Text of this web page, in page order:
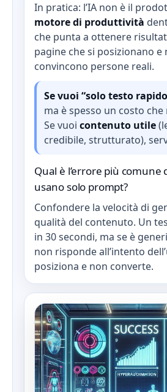
In pratica: l’IA non è il
motore di produttività
che punta a ottenere
pagine che si posizionano e
convincono persone reali.
Se vuoi “solo testo
ma è spesso un costo
Se vuoi contenuto utile
credibile, strutturato),
Qual è l’errore più comune
usano solo prompt?
Confondere la velocità di
qualità del contenuto. Un
in 30 secondi, ma se è
non risponde all’intento
posiziona e non converte.